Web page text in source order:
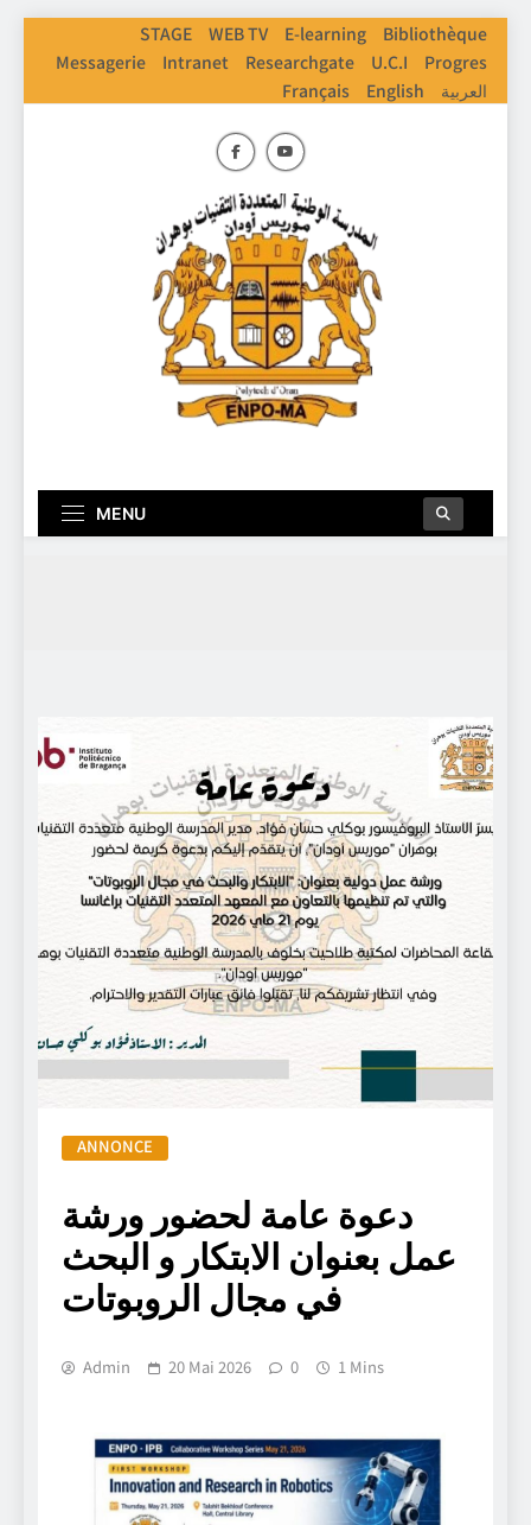
STAGE WEB TV E-learning
Bibliothèque
Messagerie
Intranet Researchgate U.C.I
Progres
Français
English العربية
MENU
ANNONCE
دعوة عامة لحضور ورشة
عمل بعنوان الابتكار و البحث
في مجال الروبوتات
Admin 20 Mai 2026 0 1 Mins